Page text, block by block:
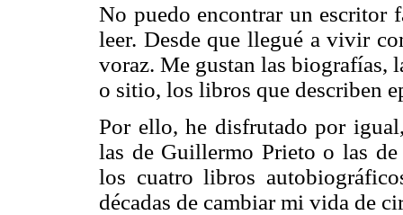
No puedo encontrar un escritor
leer. Desde que llegué a vivir
voraz. Me gustan las biografías,
o sitio, los libros que describen
Por ello, he disfrutado por
las de Guillermo Prieto o las
los cuatro libros
décadas de cambiar mi vida de